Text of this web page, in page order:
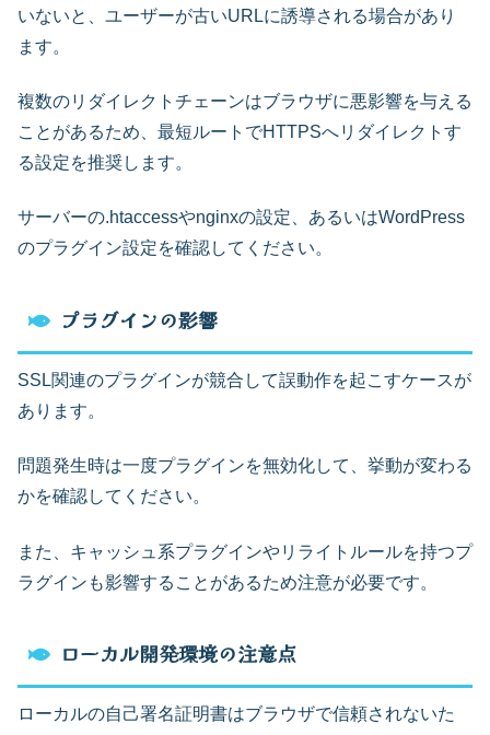
いないと、ユーザーが古いURLに誘導される場合があり
ます。
複数のリダイレクトチェーンはブラウザに悪影響を与える
ことがあるため、最短ルートでHTTPSへリダイレクトす
る設定を推奨します。
サーバーの.htaccessやnginxの設定、あるいはWordPress
のプラグイン設定を確認してください。
プラグインの影響
SSL関連のプラグインが競合して誤動作を起こすケースが
あります。
問題発生時は一度プラグインを無効化して、挙動が変わる
かを確認してください。
また、キャッシュ系プラグインやリライトルールを持つプ
ラグインも影響することがあるため注意が必要です。
ローカル開発環境の注意点
ローカルの自己署名証明書はブラウザで信頼されないた